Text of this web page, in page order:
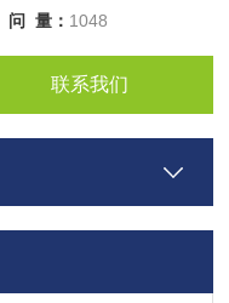
问 量： 1048
联系我们